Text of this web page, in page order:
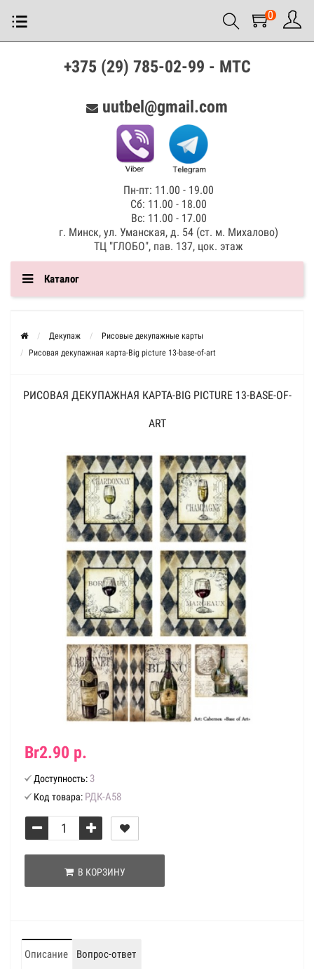
0
+375 (29) 785-02-99 - МТС
uutbel@gmail.com
Пн-пт: 11.00 - 19.00
Сб: 11.00 - 18.00
Вс: 11.00 - 17.00
г. Минск, ул. Уманская, д. 54 (ст. м. Михалово)
ТЦ "ГЛОБО", пав. 137, цок. этаж
Каталог
Декупаж
Рисовые декупажные карты
Рисовая декупажная карта-Big picture 13-base-of-art
РИСОВАЯ ДЕКУПАЖНАЯ КАРТА-BIG PICTURE 13-BASE-OF-
ART
Br2.90 р.
Доступность: 3
Код товара: РДК-А58
В КОРЗИНУ
Описание Вопрос-ответ